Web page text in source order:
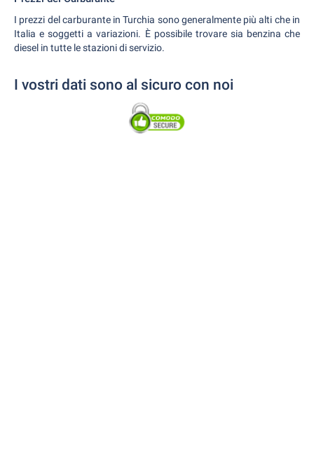
I prezzi del carburante in Turchia sono generalmente più alti che in
Italia e soggetti a variazioni. È possibile trovare sia benzina che
diesel in tutte le stazioni di servizio.
I vostri dati sono al sicuro con noi